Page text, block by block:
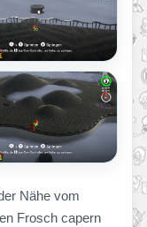
Nähe vom
Frosch capern